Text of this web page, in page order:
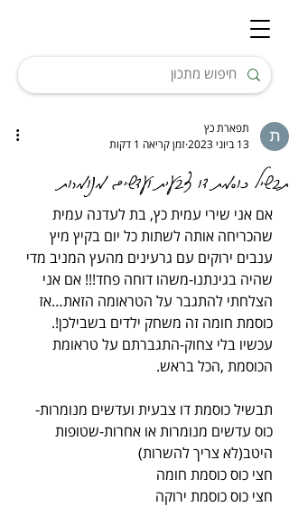
תבשיל כוסמת דו צבעית ועדשים מנומרות
תפארת כץ
13 ביוני 2023
זמן קריאה 1 דקות
אם אני שירי עמית כץ, בת לעדנה עמית
שהכריחה אותה לשתות כל יום בקיץ מיץ
ענבים ירוקים עם גרעינים מהעץ המניב מדי
שהיה בגינתנו-משהו דוחה פחד!!! אם אני
הצלחתי להתגבר על הטראומה הזאת…אז
כוסמת חומה זה משחק ילדים בשבילכן!.
עכשיו בלי צחוק-התגברתם על טראומת
הכוסמת ,הכל בראש.
תבשיל כוסמת דו צבעית ועדשים מנומרות-
כוס עדשים מנומרות או אחרות-שטופות
היטב(לא צריך להשרות)
חצי כוס כוסמת חומה
חצי כוס כוסמת ירוקה